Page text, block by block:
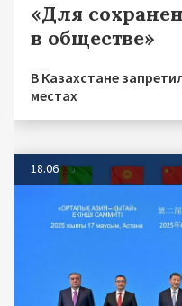
«Для
в обществе»
В Казахстане
местах
18.06